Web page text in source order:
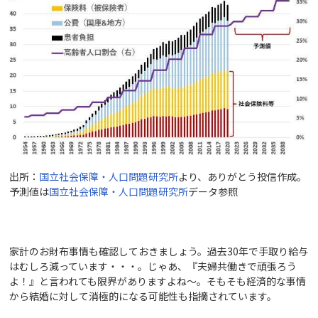
出所： 国立社会保障・人口問題研究所より、ありがとう投信作成。
予測値は国立社会保障・人口問題研究所データ参照
家計のお財布事情も確認しておきましょう。過去30年で手取り給与
はむしろ減っています・・・。じゃあ、『夫婦共働きで頑張ろう
よ！』と言われても限界がありますよね～。そもそも経済的な事情
から結婚に対して消極的になる可能性も指摘されています。